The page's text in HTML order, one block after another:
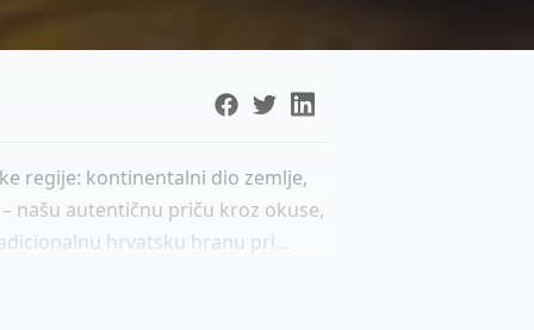
regije: kontinentalni dio zemlje,
našu autentičnu priču kroz okuse,
hrvatsku hranu pri...